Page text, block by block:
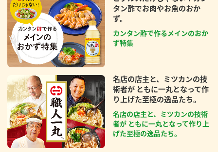
タン酢でお肉やお魚のおか
ず。
カンタン酢で作るメインのおか
ず特集
名店の店主と、ミツカンの技
術者が ともに一丸となって作
り上げた至極の逸品たち。
名店の店主と、ミツカンの技術
者が ともに一丸となって作り上
げた至極の逸品たち。